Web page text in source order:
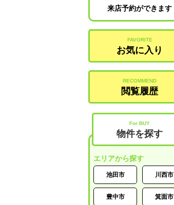
来店予約ができます
FAVORITE
お気に入り
RECOMMEND
閲覧履歴
For BUY
物件を探す
エリアから探す
池田市 川西市
豊中市 箕面市